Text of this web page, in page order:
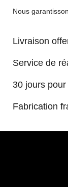
Nous
Livraison
Service de
30 jours
Fabrication